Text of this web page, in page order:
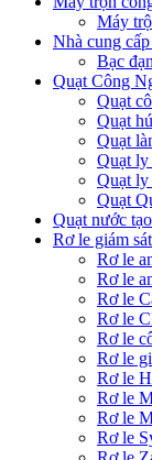
Máy
Nhà cung
Bạc
Quạt Công
Quạt
Quạt
Quạt
Quạt ly
Quạt ly
Quạt
Quạt nước
Rơ le giám
Rơ le
Rơ le
Rơ le
Rơ le
Rơ le
Rơ le
Rơ le
Rơ le
Rơ le
Rơ le